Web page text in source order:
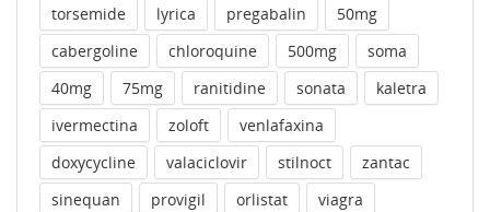
torsemide
lyrica pregabalin
50mg
cabergoline
chloroquine 500mg
soma
40mg
75mg ranitidine sonata
kaletra
ivermectina
zoloft
venlafaxina
doxycycline
valaciclovir stilnoct
zantac
sinequan
provigil orlistat
viagra